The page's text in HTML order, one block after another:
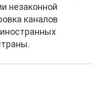
незаконной
каналов